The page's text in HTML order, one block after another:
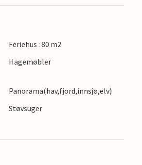
Feriehus : 80 m2
Hagemøbler
Panorama(hav,fjord,innsjø,elv)
Støvsuger